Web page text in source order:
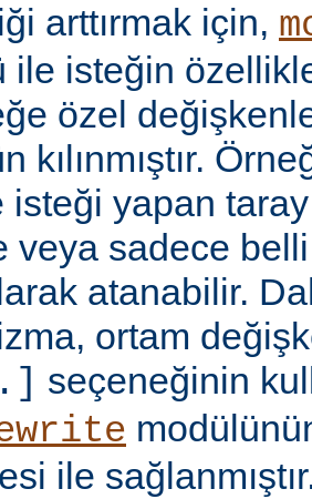
arttırmak için,
ile isteğin
özel
kılınmıştır.
isteği yapan
veya sadece belli
atanabilir.
ortam
seçeneğinin
ile